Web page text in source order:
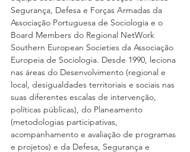
Segurança, Defesa e Forças Armadas da
Associação Portuguesa de Sociologia e o
Board Members do Regional NetWork
Southern European Societies da Associação
Europeia de Sociologia. Desde 1990, leciona
nas áreas do Desenvolvimento (regional e
local, desigualdades territoriais e sociais nas
suas diferentes escalas de intervenção,
políticas públicas), do Planeamento
(metodologias participativas,
acompanhamento e avaliação de programas
e projetos) e da Defesa, Segurança e